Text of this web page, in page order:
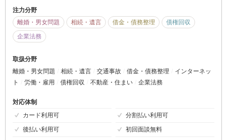
注力分野
離婚・男女問題
相続・遺言 借金・債務整理
債権回収
企業法務
取扱分野
離婚・男女問題
相続・遺言 交通事故 借金・債務整理
インターネッ
ト
労働・雇用 債権回収 不動産・住まい 企業法務
対応体制
カード利用可
分割払い利用可
後払い利用可
初回面談無料